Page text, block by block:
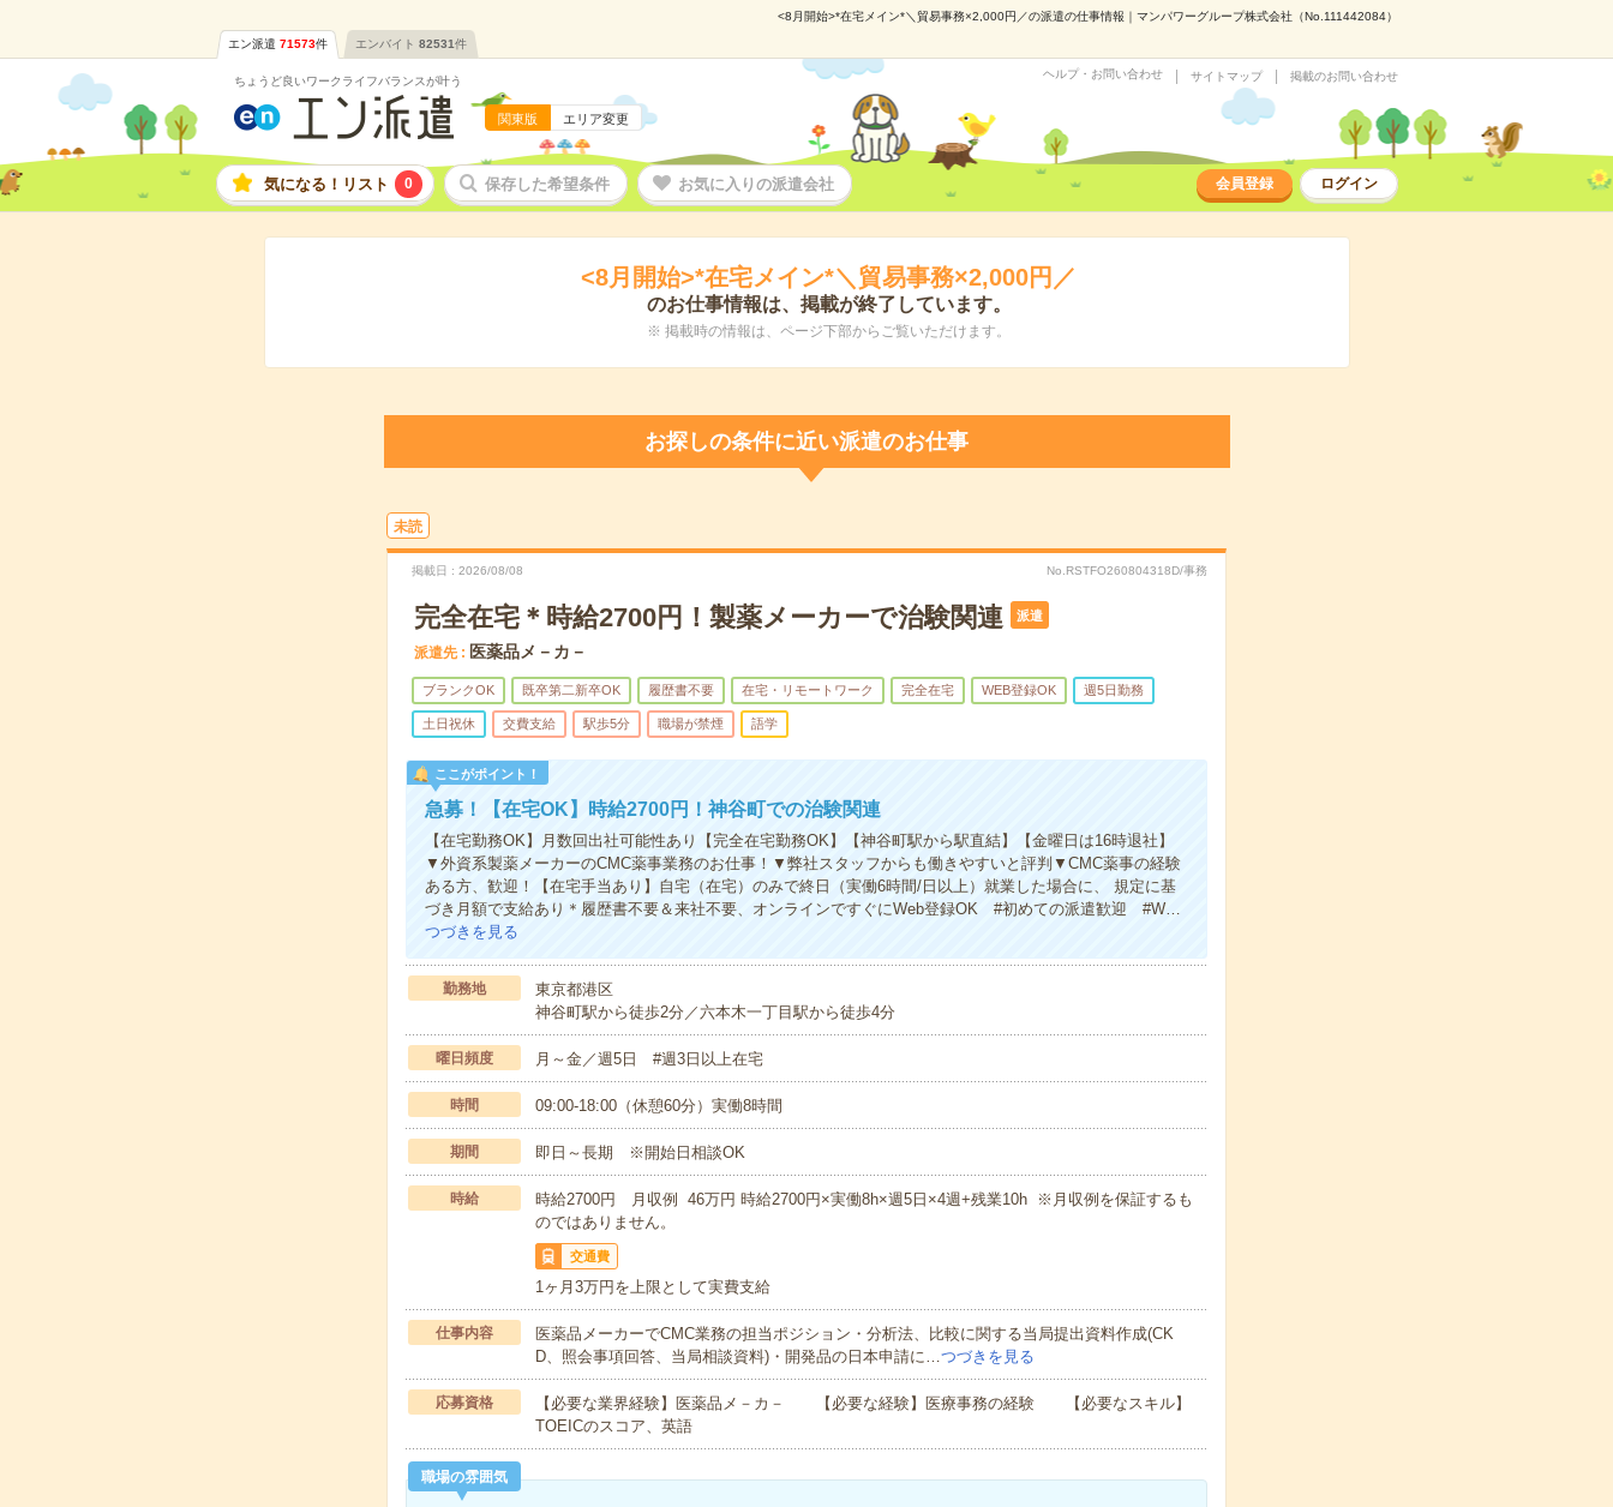
<8月開始>*在宅メイン*＼貿易事務×2,000円／の派遣の仕事情報｜マンパワーグループ株式会社（No.111442084）
エン派遣 71573件 エンバイト 82531件
ちょうど良いワークライフバランスが叶う
関東版 エリア変更
ヘルプ・お問い合わせ サイトマップ 掲載のお問い合わせ
気になる！リスト 0 保存した希望条件 お気に入りの派遣会社 会員登録 ログイン
<8月開始>*在宅メイン*＼貿易事務×2,000円／
のお仕事情報は、掲載が終了しています。
※ 掲載時の情報は、ページ下部からご覧いただけます。
お探しの条件に近い派遣のお仕事
未読
掲載日 2026/08/08 No.RSTFO260804318D/事務
完全在宅＊時給2700円！製薬メーカーで治験関連 派遣
派遣先 医薬品メ－カ－
ブランクOK 既卒第二新卒OK 履歴書不要 在宅・リモートワーク 完全在宅 WEB登録OK 週5日勤務
土日祝休 交費支給 駅歩5分 職場が禁煙 語学
ここがポイント！
急募！【在宅OK】時給2700円！神谷町での治験関連
【在宅勤務OK】月数回出社可能性あり【完全在宅勤務OK】【神谷町駅から駅直結】【金曜日は16時退社】
▼外資系製薬メーカーのCMC薬事業務のお仕事！▼弊社スタッフからも働きやすいと評判▼CMC薬事の経験
ある方、歓迎！【在宅手当あり】自宅（在宅）のみで終日（実働6時間/日以上）就業した場合に、 規定に基
づき月額で支給あり＊履歴書不要＆来社不要、オンラインですぐにWeb登録OK #初めての派遣歓迎 #W…
つづきを見る
勤務地
東京都港区
神谷町駅から徒歩2分／六本木一丁目駅から徒歩4分
曜日頻度 月～金／週5日 #週3日以上在宅
時間 09:00-18:00（休憩60分）実働8時間
期間 即日～長期 ※開始日相談OK
時給
時給2700円 月収例 46万円 時給2700円×実働8h×週5日×4週+残業10h ※月収例を保証するも
のではありません。
交通費
1ヶ月3万円を上限として実費支給
仕事内容
医薬品メーカーでCMC業務の担当ポジション・分析法、比較に関する当局提出資料作成(CK
D、照会事項回答、当局相談資料)・開発品の日本申請に…つづきを見る
応募資格
【必要な業界経験】医薬品メ－カ－ 【必要な経験】医療事務の経験 【必要なスキル】
TOEICのスコア、英語
職場の雰囲気